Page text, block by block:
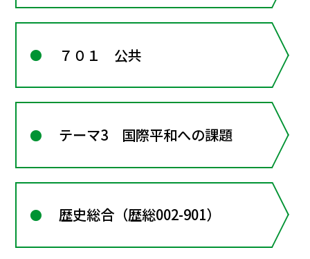
７０１ 公共
テーマ3 国際平和への課題
歴史総合（歴総002-901）